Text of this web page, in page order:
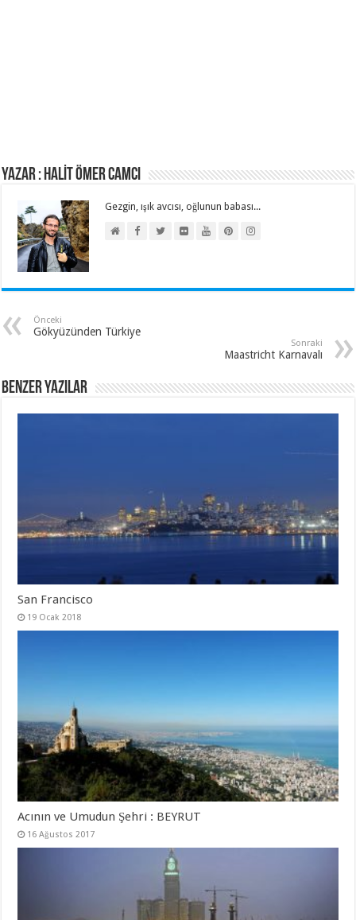
Yazar : HALİT ÖMER CAMCI
Gezgin, ışık avcısı, oğlunun babası...
Önceki
Gökyüzünden Türkiye
Sonraki
Maastricht Karnavalı
Benzer Yazılar
San Francisco
19 Ocak 2018
Acının ve Umudun Şehri : BEYRUT
16 Ağustos 2017